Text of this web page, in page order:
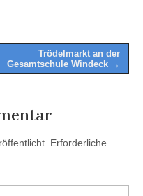
Trödelmarkt an der
Gesamtschule Windeck →
Erforderliche